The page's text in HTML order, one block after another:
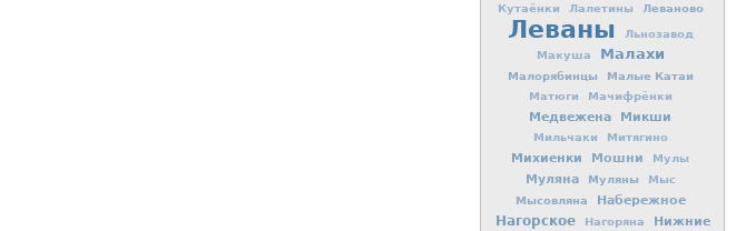
Кутаёнки
Лалетины Леваново
Леваны
Льнозавод
Макуша
Малахи
Малорябинцы Малые Катаи
Матюги Мачифрёнки
Медвежена Микши
Мильчаки Митягино
Михиенки Мошни Мулы
Муляна Муляны Мыс
Мысовляна Набережное
Нагорское Нагоряна
Нижние